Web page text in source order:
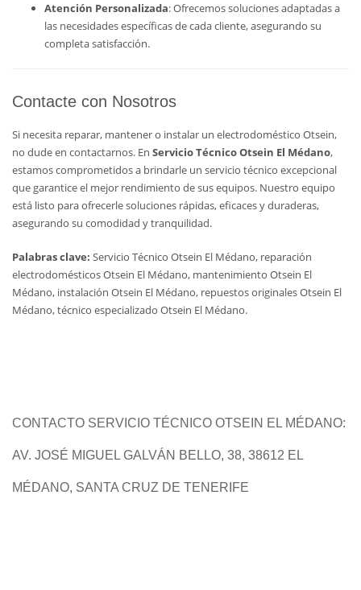
Atención Personalizada: Ofrecemos soluciones adaptadas a
las necesidades específicas de cada cliente, asegurando su
completa satisfacción.
Contacte con Nosotros
Si necesita reparar, mantener o instalar un electrodoméstico Otsein,
no dude en contactarnos. En Servicio Técnico Otsein El Médano,
estamos comprometidos a brindarle un servicio técnico excepcional
que garantice el mejor rendimiento de sus equipos. Nuestro equipo
está listo para ofrecerle soluciones rápidas, eficaces y duraderas,
asegurando su comodidad y tranquilidad.
Palabras clave: Servicio Técnico Otsein El Médano, reparación
electrodomésticos Otsein El Médano, mantenimiento Otsein El
Médano, instalación Otsein El Médano, repuestos originales Otsein El
Médano, técnico especializado Otsein El Médano.
CONTACTO SERVICIO TÉCNICO OTSEIN EL MÉDANO:
AV. JOSÉ MIGUEL GALVÁN BELLO, 38, 38612 EL
MÉDANO, SANTA CRUZ DE TENERIFE